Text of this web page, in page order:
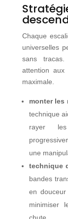
Chaque
universelles
sans
attention aux
maximale.
monter les
technique
rayer
une
technique
bandes
en
minimiser
chute.